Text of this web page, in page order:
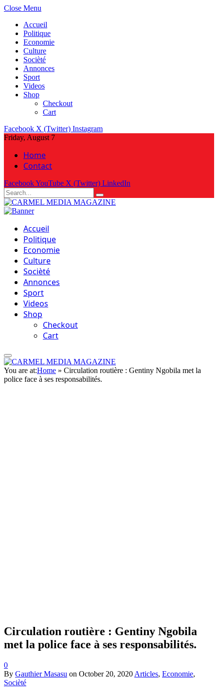
Close Menu
Accueil
Politique
Economie
Culture
Socièté
Annonces
Sport
Videos
Shop
Checkout
Cart
Facebook X (Twitter) Instagram
Friday, August 7
Home
Contact
FacebookYouTube X (Twitter) LinkedIn
Accueil
Politique
Economie
Culture
Socièté
Annonces
Sport
Videos
Shop
Checkout
Cart
You are at:Home » Circulation routière : Gentiny Ngobila met la
police face à ses responsabilités.
Circulation routière : Gentiny Ngobila
met la police face à ses responsabilités.
0
By Gauthier Masasu on October 20, 2020 Articles, Economie,
Socièté